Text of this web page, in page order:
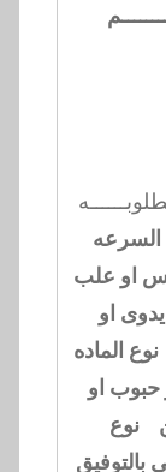
م
او علب
او
نوع الماده
او
نوع
بالتوفيق